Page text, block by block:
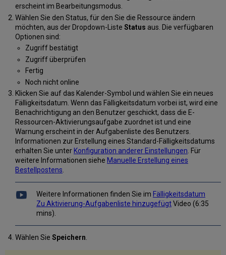
erscheint im Bearbeitungsmodus.
Wählen Sie den Status, für den Sie die Ressource ändern
möchten, aus der Dropdown-Liste Status aus. Die verfügbaren
Optionen sind:
Zugriff bestätigt
Zugriff überprüfen
Fertig
Noch nicht online
Klicken Sie auf das Kalender-Symbol und wählen Sie ein neues
Fälligkeitsdatum. Wenn das Fälligkeitsdatum vorbei ist, wird eine
Benachrichtigung an den Benutzer geschickt, dass die E-
Ressourcen-Aktivierungsaufgabe zuordnet ist und eine
Warnung erscheint in der Aufgabenliste des Benutzers.
Informationen zur Erstellung eines Standard-Fälligkeitsdatums
erhalten Sie unter Konfiguration anderer Einstellungen . Für
weitere Informationen siehe Manuelle Erstellung eines
Bestellpostens
Weitere Informationen finden Sie im Fälligkeitsdatum
Zu Aktivierung-Aufgabenliste hinzugefügtVideo (6:35
mins).
Wählen Sie Speichern